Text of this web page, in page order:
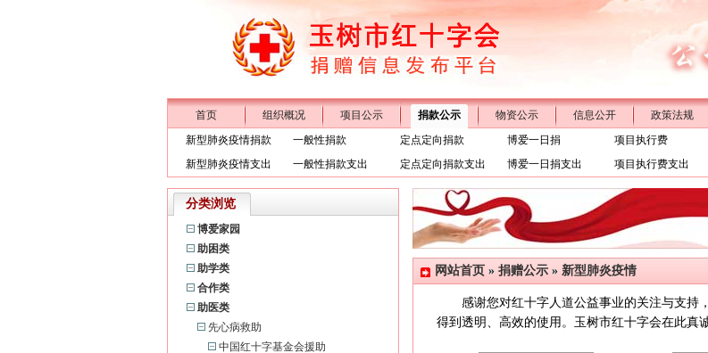
首页 组织概况 项目公示 捐款公示 物资公示 信息公开 政策法规
新型肺炎疫情捐款
一般性捐款 定点定向捐款 博爱一日捐
项目执行费
新型肺炎疫情支出
一般性捐款支出 定点定向捐款支出 博爱一日捐支出 项目执行费支出
分类浏览
博爱家园
助困类
助学类
合作类
助医类
先心病救助
中国红十字基金会援助
网站首页 » 捐赠公示 » 新型肺炎疫情
感谢您对红十字人道公益事业的关注与支持
得到透明、高效的使用。玉树市红十字会在此真